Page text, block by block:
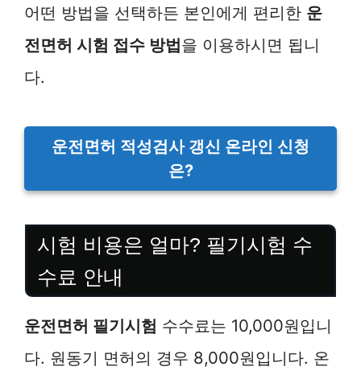
어떤 방법을 선택하든 본인에게 편리한 운
전면허 시험 접수 방법을 이용하시면 됩니
다.
운전면허 적성검사 갱신 온라인 신청
은?
시험 비용은 얼마? 필기시험 수
수료 안내
운전면허 필기시험 수수료는 10,000원입니
다. 원동기 면허의 경우 8,000원입니다. 온